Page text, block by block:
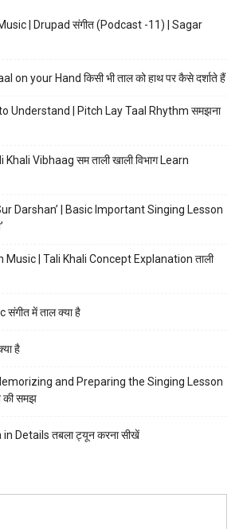
| Drupad संगीत (Podcast -11) | Sagar
on your Hand किसी भी ताल को हाथ पर कैसे दर्शाते हैं
Understand | Pitch Lay Taal Rhythm समझना
Vibhaag सम ताली खाली विभाग Learn
Darshan’ | Basic Important Singing Lesson
Music | Tali Khali Concept Explanation ताली
में ताल क्या है
है
and Preparing the Singing Lesson
की समझ
Details तबला ट्यून करना सीखें